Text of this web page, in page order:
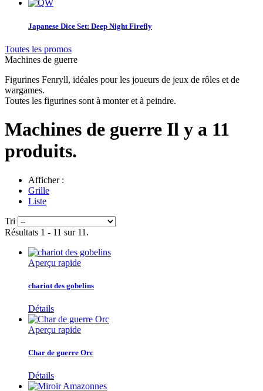
Japanese Dice Set: Deep Night Firefly
Toutes les promos
Machines de guerre
Figurines Fenryll, idéales pour les joueurs de jeux de rôles et de
wargames.
Toutes les figurines sont à monter et à peindre.
Machines de guerre Il y a 11
produits.
Afficher :
Grille
Liste
Tri
Résultats 1 - 11 sur 11.
Aperçu rapide
chariot des gobelins
Détails
Aperçu rapide
Char de guerre Orc
Détails